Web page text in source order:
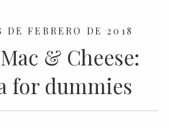
DE FEBRERO DE 2018
& Cheese:
for dummies